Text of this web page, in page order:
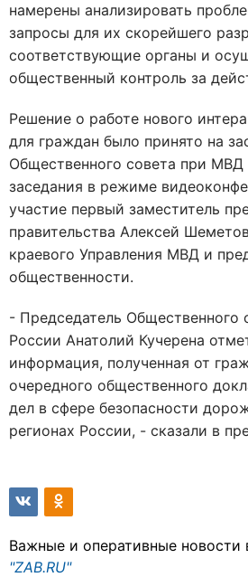
намерены анализировать
запросы для их скорейшего
соответствующие органы и
общественный контроль за
Решение о работе нового
для граждан было принято на
Общественного совета при МВД
заседания в режиме
участие первый заместитель
правительства Алексей
краевого Управления МВД и
общественности.
- Председатель
России Анатолий Кучерена
информация, полученная от
очередного общественного
дел в сфере безопасности
регионах России, - сказали в
Важные и оперативные новости
"ZAB.RU"